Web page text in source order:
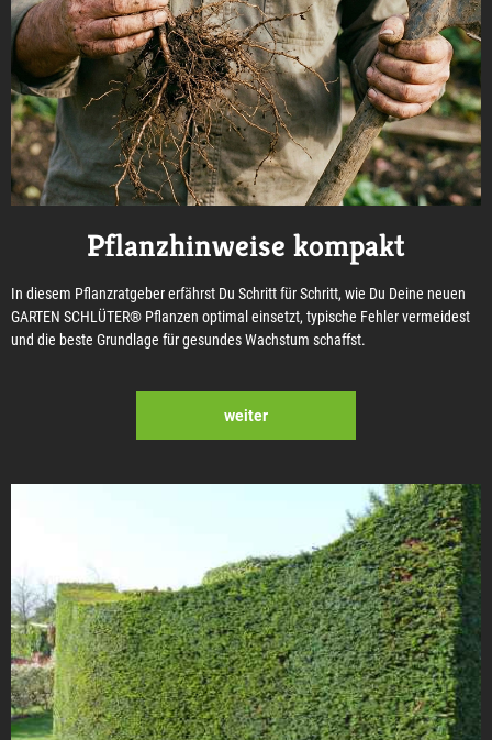
Pflanzhinweise kompakt
In diesem Pflanzratgeber erfährst Du Schritt für Schritt, wie Du Deine neuen
GARTEN SCHLÜTER® Pflanzen optimal einsetzt, typische Fehler vermeidest
und die beste Grundlage für gesundes Wachstum schaffst.
weiter